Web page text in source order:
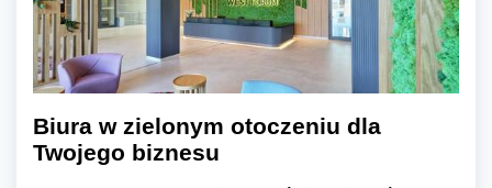
Biura w zielonym otoczeniu dla
Twojego biznesu